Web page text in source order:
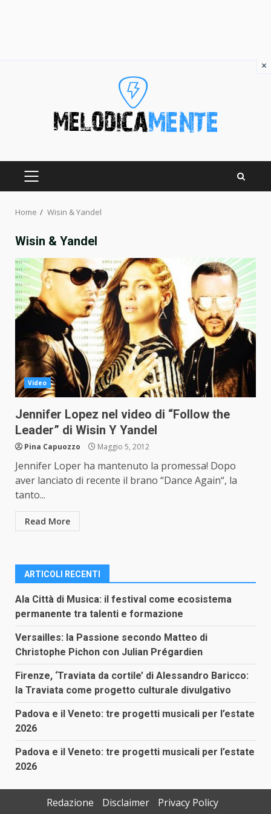
PRIMARY
Home Wisin & Yandel
Wisin & Yandel
Video
Jennifer Lopez nel video di “Follow the
Leader” di Wisin Y Yandel
Pina Capuozzo Maggio 5, 2012
Jennifer Loper ha mantenuto la promessa! Dopo
aver lanciato di recente il brano “Dance Again“, la
tanto...
Read More
ARTICOLI RECENTI
Ala Città di Musica: il festival come ecosistema
permanente tra talenti e formazione
Versailles: la Passione secondo Matteo di
Christophe Pichon con Julian Prégardien
Firenze, ‘Traviata da cortile’ di Alessandro Baricco:
la Traviata come progetto culturale divulgativo
Padova e il Veneto: tre progetti musicali per l’estate
2026
Padova e il Veneto: tre progetti musicali per l’estate
2026
Redazione Disclaimer Privacy Policy
×